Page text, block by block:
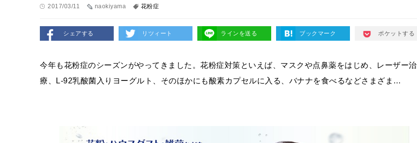
2017/03/11 naokiyama 花粉症
シェアする リツィート ラインを送る ブックマーク ポケットする
今年も花粉症のシーズンがやってきました。花粉症対策といえば、マスクや点鼻薬をはじめ、レーザー治
療、
L-92乳酸菌入りヨーグルト、そのほかにも酸素カプセルに入る、バナナを食べるなどさまざま…